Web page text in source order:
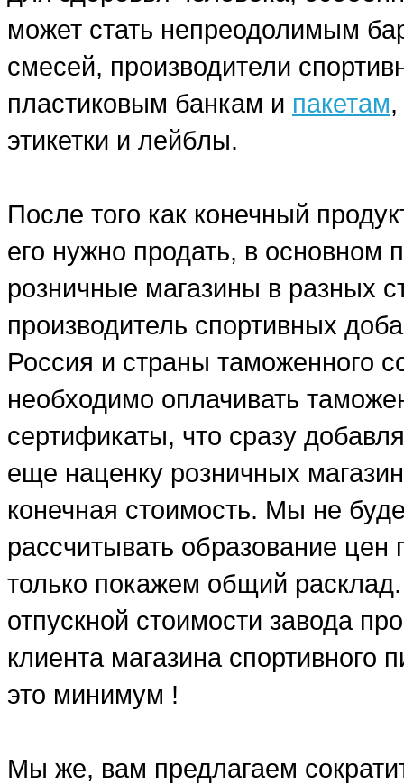
может стать непреодолимым
смесей, производители
пластиковым банкам и пакетам
этикетки и лейблы.
После того как конечный
его нужно продать, в основном
розничные магазины в разных
производитель спортивных
Россия и страны таможенного
необходимо оплачивать
сертификаты, что сразу
еще наценку розничных
конечная стоимость. Мы не
рассчитывать образование
только покажем общий
отпускной стоимости завода
клиента магазина спортивного
это минимум !
Мы же, вам предлагаем